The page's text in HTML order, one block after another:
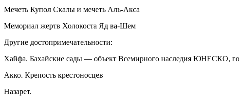
Мечеть Купол Скалы и мечеть Аль-Акса
Мемориал жертв Холокоста Яд ва-Шем
Другие достопримечательности:
Хайфа. Бахайские сады — объект Всемирного наследия ЮНЕСКО,
Акко. Крепость крестоносцев
Назарет.